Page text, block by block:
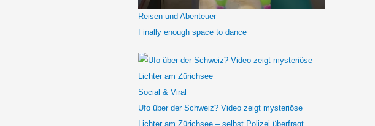
Reisen und Abenteuer
Finally enough space to dance
Social & Viral
Ufo über der Schweiz? Video zeigt mysteriöse
Lichter am Zürichsee – selbst Polizei überfragt